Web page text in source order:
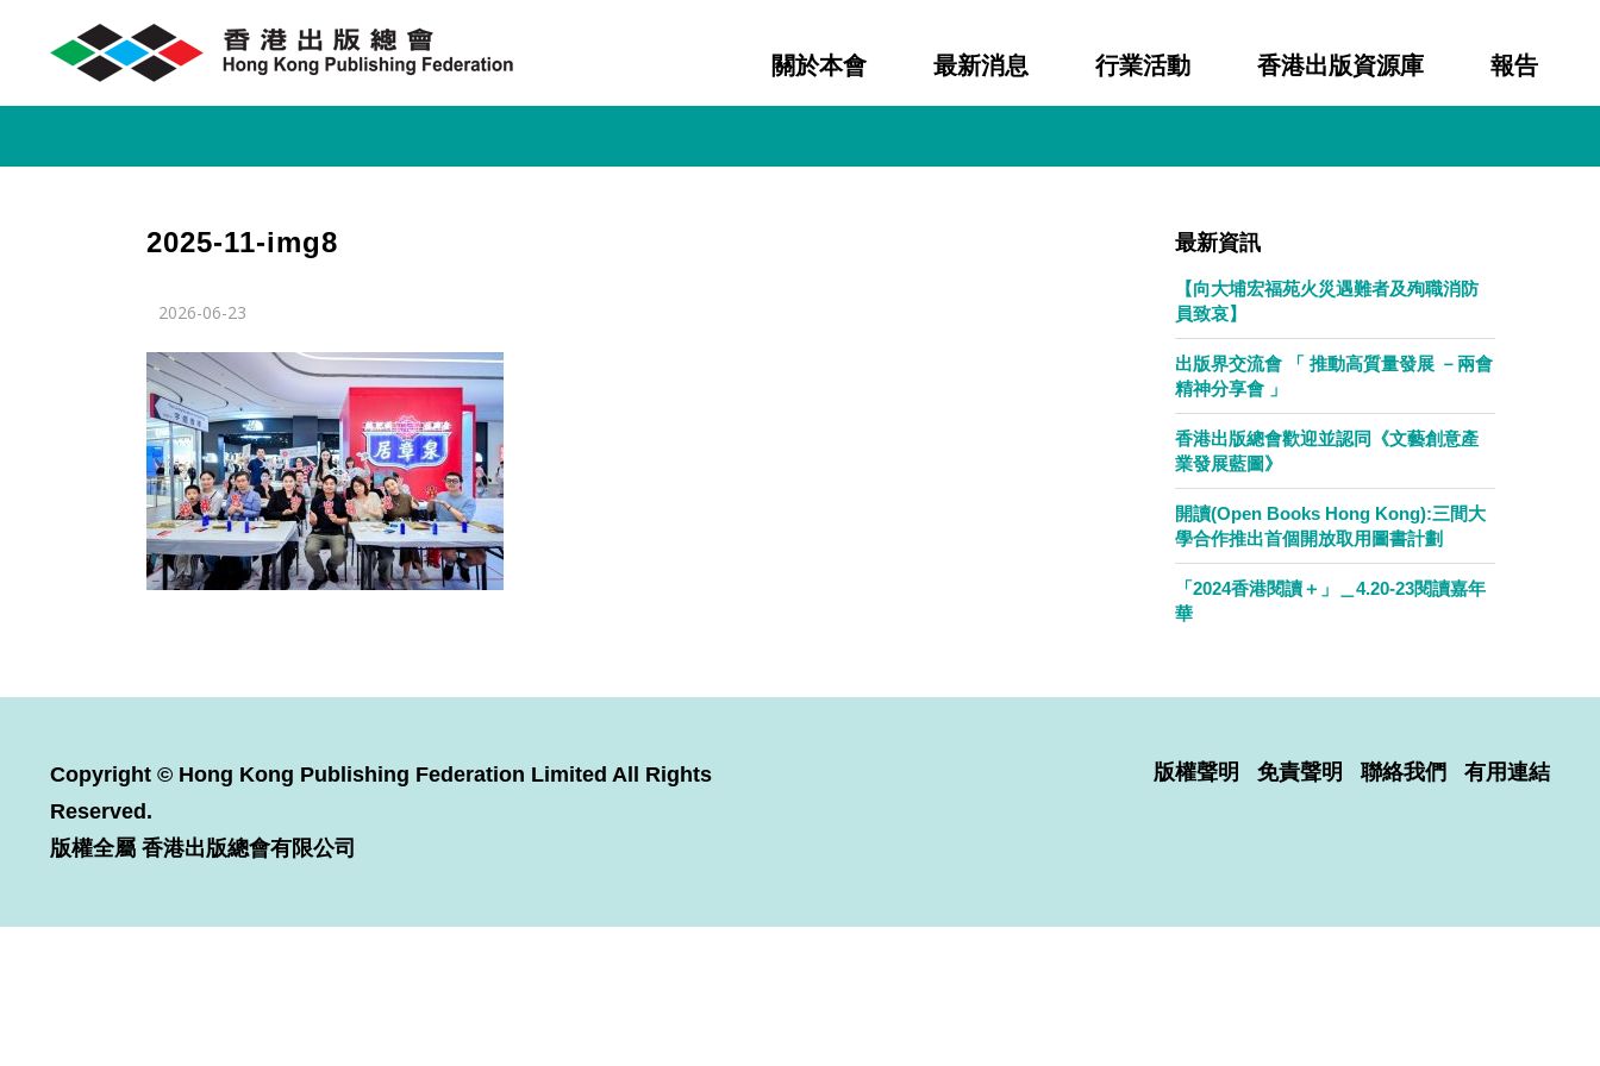
關於本會 最新消息 行業活動 香港出版資源庫 報告
2025-11-img8
2026-06-23
最新資訊
【向大埔宏福苑火災遇難者及殉職消防
員致哀】
出版界交流會 「 推動高質量發展 －兩會
精神分享會 」
香港出版總會歡迎並認同《文藝創意產
業發展藍圖》
開讀(Open Books Hong Kong):三間大
學合作推出首個開放取用圖書計劃
「2024香港閱讀＋」＿4.20-23閱讀嘉年
華
Copyright © Hong Kong Publishing Federation Limited All Rights
Reserved.
版權全屬 香港出版總會有限公司
版權聲明 免責聲明 聯絡我們 有用連結